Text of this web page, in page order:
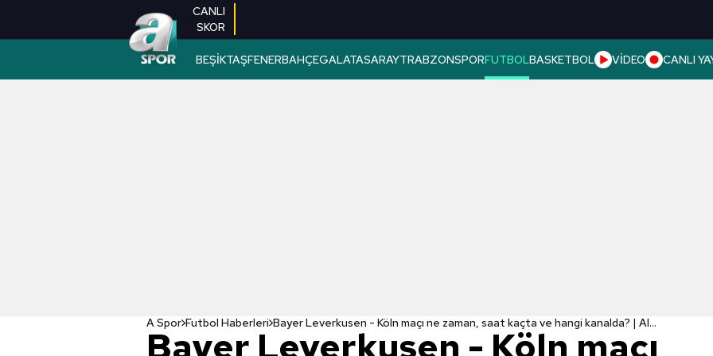
CANLI
SKOR
BEŞİKTAŞFENERBAHÇEGALATASARAYTRABZONSPORFUTBOLBASKETBOL VİDEO CANLI
A Spor Futbol Haberleri Bayer Leverkusen - Köln maçı ne zaman, saat kaçta ve hangi kanalda? | Almanya Bundesliga
Bayer Leverkusen - Köln maçı